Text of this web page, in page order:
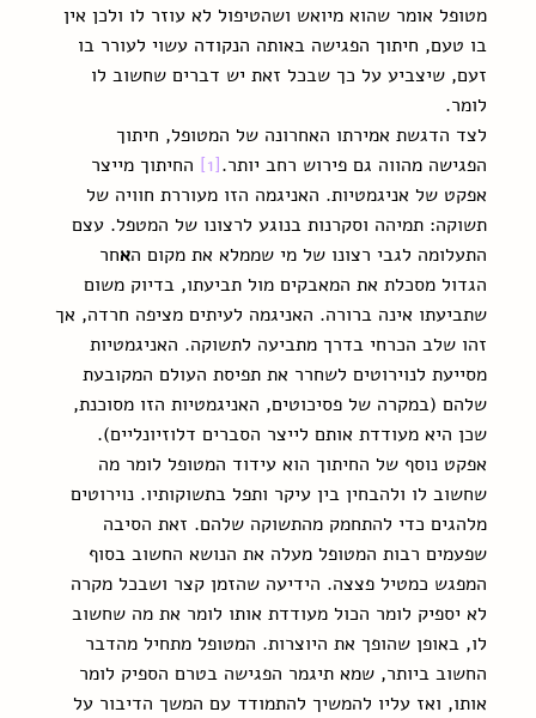
מטופל אומר שהוא מיואש ושהטיפול לא עוזר לו ולכן אין
בו טעם, חיתוך הפגישה באותה הנקודה עשוי לעורר בו
זעם, שיצביע על כך שבכל זאת יש דברים שחשוב לו
לומר.
לצד הדגשת אמירתו האחרונה של המטופל, חיתוך
הפגישה מהווה גם פירוש רחב יותר.[1]
החיתוך מייצר
אפקט של אניגמטיות. האניגמה הזו מעוררת חוויה של
תשוקה: תמיהה וסקרנות בנוגע לרצונו של המטפל. עצם
התעלומה לגבי רצונו של מי שממלא את מקום האחר
הגדול מסכלת את המאבקים מול תביעתו, בדיוק משום
שתביעתו אינה ברורה. האניגמה לעיתים מציפה חרדה, אך
זהו שלב הכרחי בדרך מתביעה לתשוקה. האניגמטיות
מסייעת לנוירוטים לשחרר את תפיסת העולם המקובעת
שלהם (במקרה של פסיכוטים, האניגמטיות הזו מסוכנת,
שכן היא מעודדת אותם לייצר הסברים דלוזיונליים).
אפקט נוסף של החיתוך הוא עידוד המטופל לומר מה
שחשוב לו ולהבחין בין עיקר ותפל בתשוקותיו. נוירוטים
מלהגים כדי להתחמק מהתשוקה שלהם. זאת הסיבה
שפעמים רבות המטופל מעלה את הנושא החשוב בסוף
המפגש כמטיל פצצה. הידיעה שהזמן קצר ושבכל מקרה
לא יספיק לומר הכול מעודדת אותו לומר את מה שחשוב
לו, באופן שהופך את היוצרות. המטופל מתחיל מהדבר
החשוב ביותר, שמא תיגמר הפגישה בטרם הספיק לומר
אותו, ואז עליו להמשיך להתמודד עם המשך הדיבור על